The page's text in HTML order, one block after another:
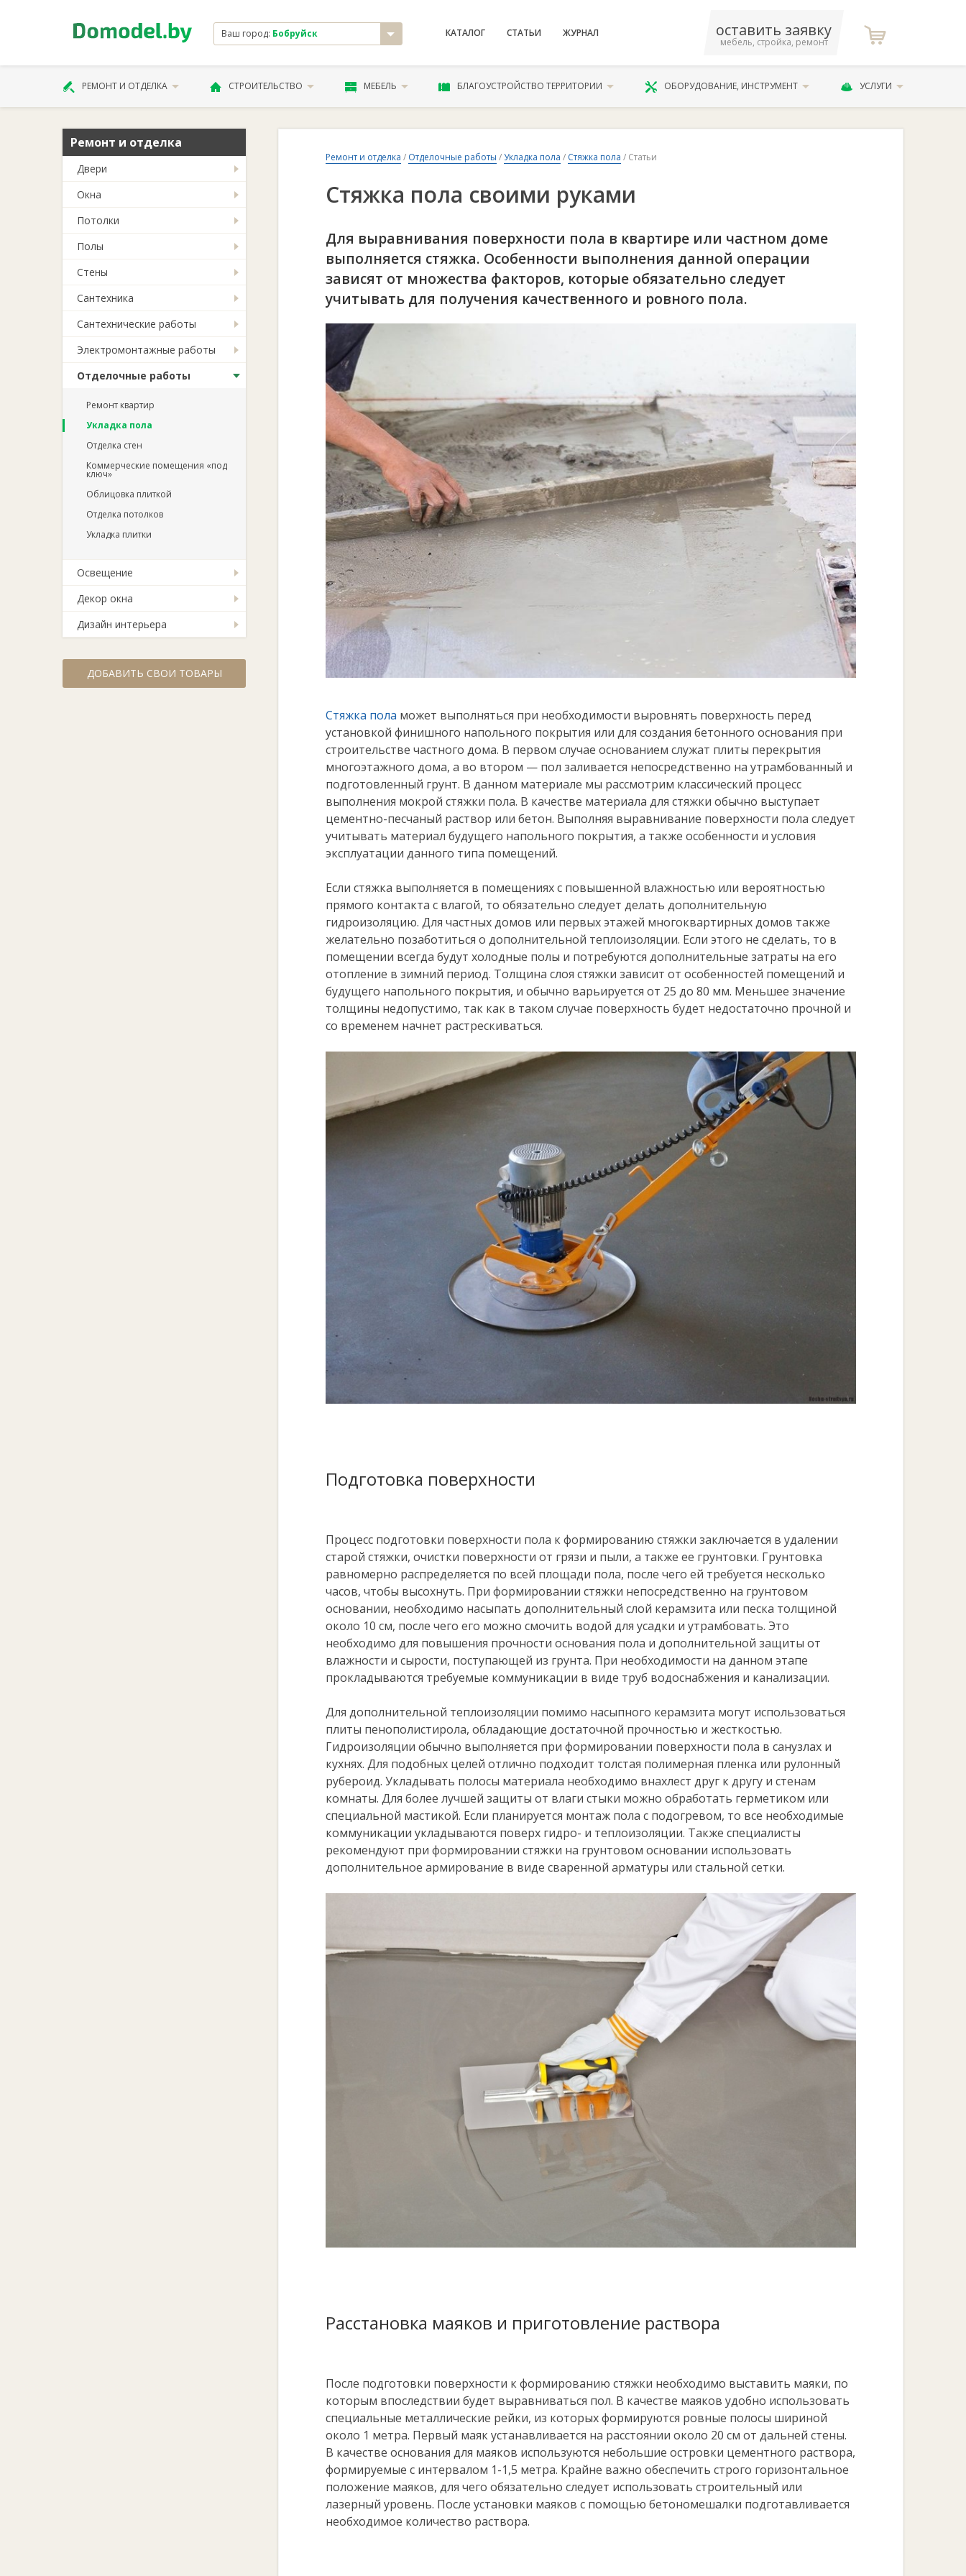
Ваш город: Бобруйск КАТАЛОГ СТАТЬИ ЖУРНАЛ оставить заявку
мебель, стройка, ремонт
РЕМОНТ И ОТДЕЛКА СТРОИТЕЛЬСТВО МЕБЕЛЬ БЛАГОУСТРОЙСТВО ТЕРРИТОРИИ ОБОРУДОВАНИЕ, ИНСТРУМЕНТ УСЛУГИ
Ремонт и отделка
Двери
Окна
Потолки
Полы
Стены
Сантехника
Сантехнические работы
Электромонтажные работы
Отделочные работы
Ремонт квартир
Укладка пола
Отделка стен
Коммерческие помещения «под
ключ»
Облицовка плиткой
Отделка потолков
Укладка плитки
Освещение
Декор окна
Дизайн интерьера
ДОБАВИТЬ СВОИ ТОВАРЫ
Ремонт и отделка / Отделочные работы /Укладка пола / Стяжка пола / Статьи
Стяжка пола своими руками
Для выравнивания поверхности пола в квартире или частном доме
выполняется стяжка. Особенности выполнения данной операции
зависят от множества факторов, которые обязательно следует
учитывать для получения качественного и ровного пола.
Стяжка пола может выполняться при необходимости выровнять поверхность перед
установкой финишного напольного покрытия или для создания бетонного основания при
строительстве частного дома. В первом случае основанием служат плиты перекрытия
многоэтажного дома, а во втором — пол заливается непосредственно на утрамбованный и
подготовленный грунт. В данном материале мы рассмотрим классический процесс
выполнения мокрой стяжки пола. В качестве материала для стяжки обычно выступает
цементно-песчаный раствор или бетон. Выполняя выравнивание поверхности пола следует
учитывать материал будущего напольного покрытия, а также особенности и условия
эксплуатации данного типа помещений.
Если стяжка выполняется в помещениях с повышенной влажностью или вероятностью
прямого контакта с влагой, то обязательно следует делать дополнительную
гидроизоляцию. Для частных домов или первых этажей многоквартирных домов также
желательно позаботиться о дополнительной теплоизоляции. Если этого не сделать, то в
помещении всегда будут холодные полы и потребуются дополнительные затраты на его
отопление в зимний период. Толщина слоя стяжки зависит от особенностей помещений и
будущего напольного покрытия, и обычно варьируется от 25 до 80 мм. Меньшее значение
толщины недопустимо, так как в таком случае поверхность будет недостаточно прочной и
со временем начнет растрескиваться.
Подготовка поверхности
Процесс подготовки поверхности пола к формированию стяжки заключается в удалении
старой стяжки, очистки поверхности от грязи и пыли, а также ее грунтовки. Грунтовка
равномерно распределяется по всей площади пола, после чего ей требуется несколько
часов, чтобы высохнуть. При формировании стяжки непосредственно на грунтовом
основании, необходимо насыпать дополнительный слой керамзита или песка толщиной
около 10 см, после чего его можно смочить водой для усадки и утрамбовать. Это
необходимо для повышения прочности основания пола и дополнительной защиты от
влажности и сырости, поступающей из грунта. При необходимости на данном этапе
прокладываются требуемые коммуникации в виде труб водоснабжения и канализации.
Для дополнительной теплоизоляции помимо насыпного керамзита могут использоваться
плиты пенополистирола, обладающие достаточной прочностью и жесткостью.
Гидроизоляции обычно выполняется при формировании поверхности пола в санузлах и
кухнях. Для подобных целей отлично подходит толстая полимерная пленка или рулонный
рубероид. Укладывать полосы материала необходимо внахлест друг к другу и стенам
комнаты. Для более лучшей защиты от влаги стыки можно обработать герметиком или
специальной мастикой. Если планируется монтаж пола с подогревом, то все необходимые
коммуникации укладываются поверх гидро- и теплоизоляции. Также специалисты
рекомендуют при формировании стяжки на грунтовом основании использовать
дополнительное армирование в виде сваренной арматуры или стальной сетки.
Расстановка маяков и приготовление раствора
После подготовки поверхности к формированию стяжки необходимо выставить маяки, по
которым впоследствии будет выравниваться пол. В качестве маяков удобно использовать
специальные металлические рейки, из которых формируются ровные полосы шириной
около 1 метра. Первый маяк устанавливается на расстоянии около 20 см от дальней стены.
В качестве основания для маяков используются небольшие островки цементного раствора,
формируемые с интервалом 1-1,5 метра. Крайне важно обеспечить строго горизонтальное
положение маяков, для чего обязательно следует использовать строительный или
лазерный уровень. После установки маяков с помощью бетономешалки подготавливается
необходимое количество раствора.